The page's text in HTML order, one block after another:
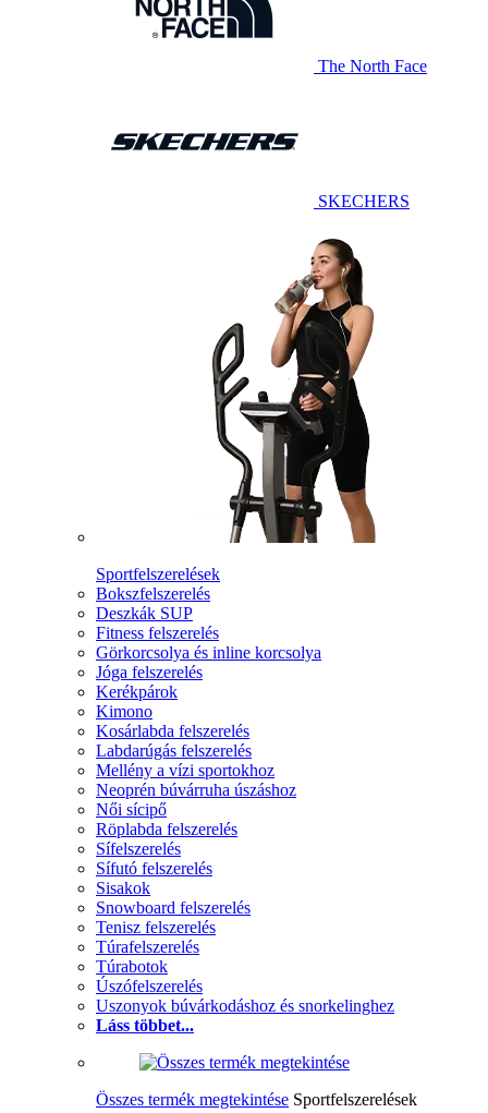
The North Face
SKECHERS
Sportfelszerelések
Bokszfelszerelés
Deszkák SUP
Fitness felszerelés
Görkorcsolya és inline korcsolya
Jóga felszerelés
Kerékpárok
Kimono
Kosárlabda felszerelés
Labdarúgás felszerelés
Mellény a vízi sportokhoz
Neoprén búvárruha úszáshoz
Női sícipő
Röplabda felszerelés
Sífelszerelés
Sífutó felszerelés
Sisakok
Snowboard felszerelés
Tenisz felszerelés
Túrafelszerelés
Túrabotok
Úszófelszerelés
Uszonyok búvárkodáshoz és snorkelinghez
Láss többet...
Összes termék megtekintése Sportfelszerelések